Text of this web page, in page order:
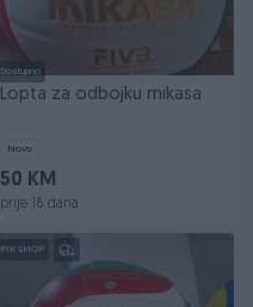
Dostupno
Lopta za odbojku mikasa
Novo
50 KM
prije 16 dana
PIK SHOP